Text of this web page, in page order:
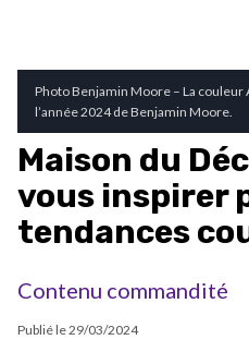
Photo Benjamin Moore – La couleur
l’année 2024 de Benjamin Moore.
Maison du
vous inspirer
tendances
Contenu commandité
Publié le29/03/2024